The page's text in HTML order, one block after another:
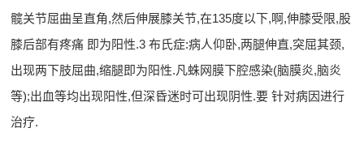
髋关节屈曲呈直角,然后伸展膝关节,在135度以下,啊,伸膝受限,股
膝后部有疼痛 即为阳性.3 布氏症:病人仰卧,两腿伸直,突屈其颈,
出现两下肢屈曲,缩腿即为阳性.凡蛛网膜下腔感染(脑膜炎,脑炎
等);出血等均出现阳性,但深昏迷时可出现阴性.要 针对病因进行
治疗.